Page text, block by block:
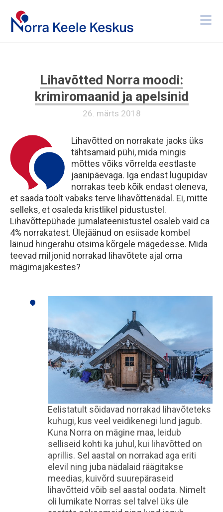
Lihavõtted Norra moodi:
krimiromaanid ja apelsinid
26. märts 2018
Lihavõtted on norrakate jaoks üks
tähtsamaid pühi, mida mingis
mõttes võiks võrrelda eestlaste
jaanipäevaga. Iga endast lugupidav
norrakas teeb kõik endast oleneva,
et saada töölt vabaks terve lihavõttenädal. Ei, mitte
selleks, et osaleda kristlikel pidustustel.
Lihavõttepühade jumalateenistustel osaleb vaid ca
4% norrakatest. Ülejäänud on esiisade kombel
läinud hingerahu otsima kõrgele mägedesse. Mida
teevad miljonid norrakad lihavõtete ajal oma
mägimajakestes?
Eelistatult sõidavad norrakad lihavõteteks
kuhugi, kus veel veidikenegi lund jagub.
Kuna Norra on mägine maa, leidub
selliseid kohti ka juhul, kui lihavõtted on
aprillis. Sel aastal on norrakad aga eriti
elevil ning juba nädalaid räägitakse
meedias, kuivõrd suurepäraseid
lihavõtteid võib sel aastal oodata. Nimelt
oli lumikate Norras sel talvel üks üle